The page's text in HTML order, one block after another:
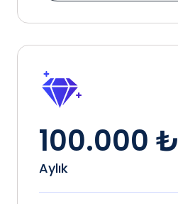
100.000 ₺
Aylık